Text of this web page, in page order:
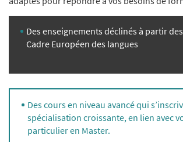
Des enseignements déclinés à partir
Cadre Européen des langues
Des cours en niveau avancé qui
spécialisation croissante, en lien avec
particulier en Master.